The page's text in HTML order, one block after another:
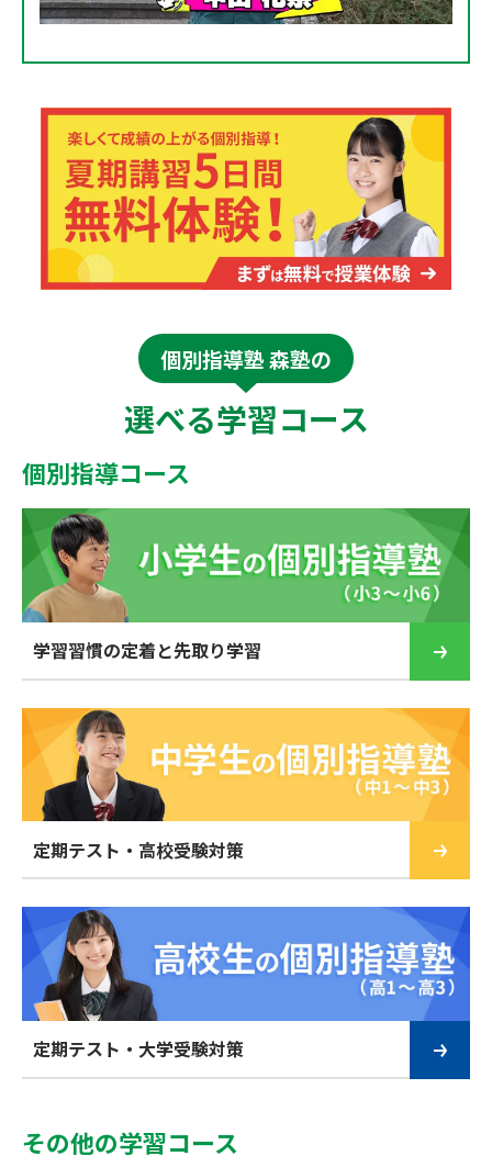
個別指導塾 森塾の
選べる学習コース
個別指導コース
学習習慣の定着と先取り学習
定期テスト・高校受験対策
定期テスト・大学受験対策
その他の学習コース